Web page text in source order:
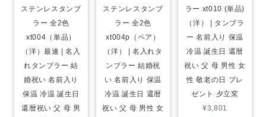
ステンレスタンブ
ラー 全2色
xt004（単品）
（洋）最速 | 名入
れタンブラー 結
婚祝い 名前入り
保温 冷温 誕生日
還暦祝い 父 母 男
ステンレスタンブ
ラー 全2色
xt004p（ペア）
（洋） | 名入れタ
ンブラー 結婚祝
い 名前入り 保温
冷温 誕生日 還暦
祝い 父 母 男性 女
ラー xt010 (単品)
（洋） | タンブラ
ー 名前入り 保温
冷温 誕生日 還暦
祝い 父 母 男性 女
性 敬老の日 プレ
ゼント 夕立窯
¥3,801